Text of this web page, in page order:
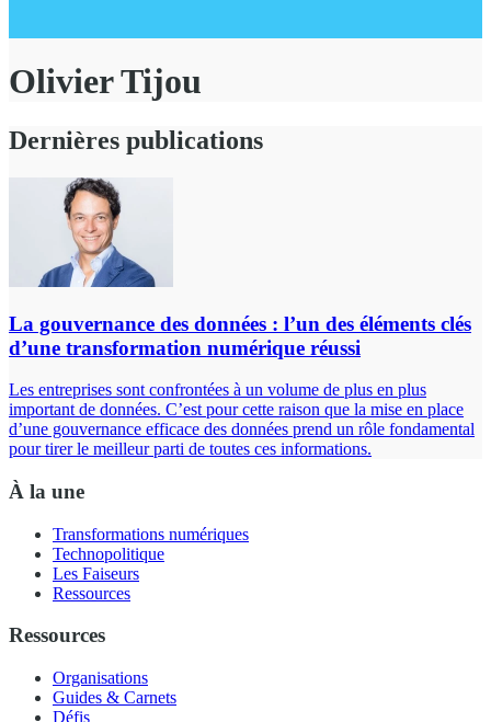
Olivier Tijou
Dernières publications
La gouvernance des données : l’un des éléments clés
d’une transformation numérique réussi
Les entreprises sont confrontées à un volume de plus en plus
important de données. C’est pour cette raison que la mise en place
d’une gouvernance efficace des données prend un rôle fondamental
pour tirer le meilleur parti de toutes ces informations.
À la une
Transformations numériques
Technopolitique
Les Faiseurs
Ressources
Ressources
Organisations
Guides & Carnets
Défis